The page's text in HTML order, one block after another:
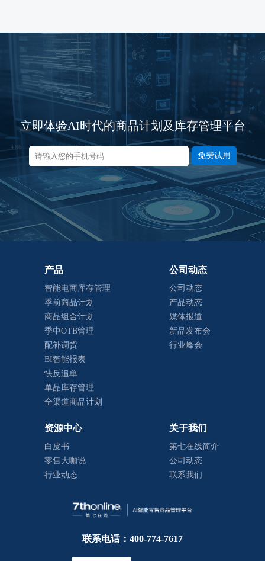
立即体验AI时代的商品计划及库存管理平台
免费试用
产品
智能电商库存管理
季前商品计划
商品组合计划
季中OTB管理
配补调货
BI智能报表
快反追单
单品库存管理
全渠道商品计划
公司动态
公司动态
产品动态
媒体报道
新品发布会
行业峰会
资源中心
白皮书
零售大咖说
行业动态
关于我们
第七在线简介
公司动态
联系我们
联系电话：400-774-7617